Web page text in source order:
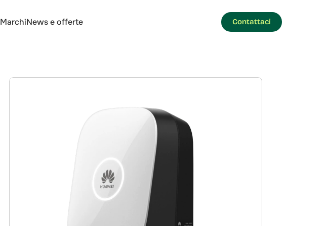
MarchiNews e offerte Contattaci